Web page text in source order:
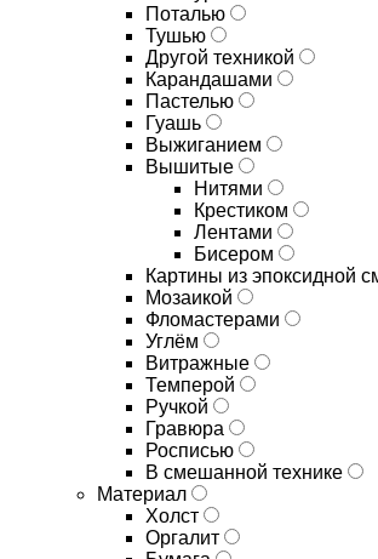
Поталью
Тушью
Другой техникой
Карандашами
Пастелью
Гуашь
Выжиганием
Вышитые
Нитями
Крестиком
Лентами
Бисером
Картины из эпоксидной
Мозаикой
Фломастерами
Углём
Витражные
Темперой
Ручкой
Гравюра
Росписью
В смешанной технике
Материал
Холст
Оргалит